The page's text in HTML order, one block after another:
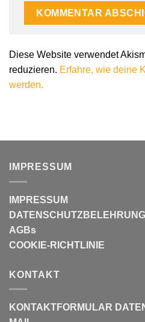
Diese Website verwendet
reduzieren. Erfahre, wie deine
werden.
IMPRESSUM
IMPRESSUM
DATENSCHUTZBELEHRUNG
AGBs
COOKIE-RICHTLINIE
KONTAKT
KONTAKTFORMULAR